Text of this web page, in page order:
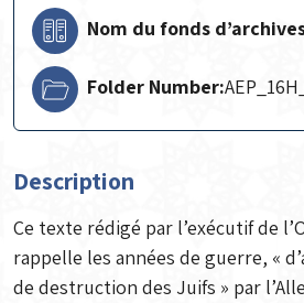
Nom du fonds
Folder Number:
Description
Ce texte rédigé par l’exécutif de
rappelle les années de guerre, «
de destruction des Juifs » par